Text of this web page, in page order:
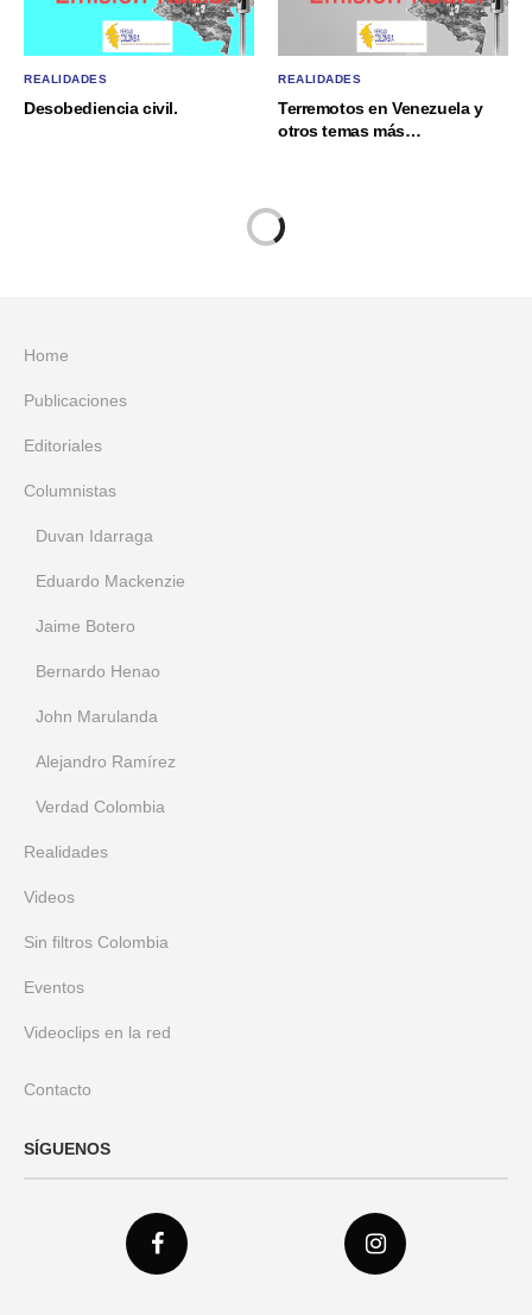
REALIDADES
Desobediencia civil.
REALIDADES
Terremotos en Venezuela y
otros temas más…
Home
Publicaciones
Editoriales
Columnistas
Duvan Idarraga
Eduardo Mackenzie
Jaime Botero
Bernardo Henao
John Marulanda
Alejandro Ramírez
Verdad Colombia
Realidades
Videos
Sin filtros Colombia
Eventos
Videoclips en la red
Contacto
SÍGUENOS